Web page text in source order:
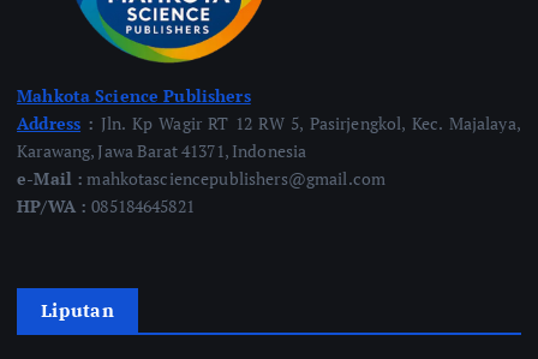
Mahkota Science Publishers
Address : Jln. Kp Wagir RT 12 RW 5, Pasirjengkol, Kec. Majalaya,
Karawang, Jawa Barat 41371, Indonesia
e-Mail : mahkotasciencepublishers@gmail.com
HP/WA :085184645821
Liputan